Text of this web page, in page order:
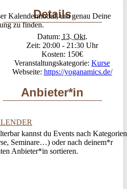
Kalendermodul, um genau Deine
zu finden.
kannst du Events nach Kategorien
Seminare…) oder nach deinem*r
Anbieter*in sortieren.
Details
Datum: 13. Okt.
Zeit: 20:00 - 21:30
Kosten: 150€
Veranstaltungskategorie: Kurse
Webseite: https://yoganamics.de/
Anbieter*in